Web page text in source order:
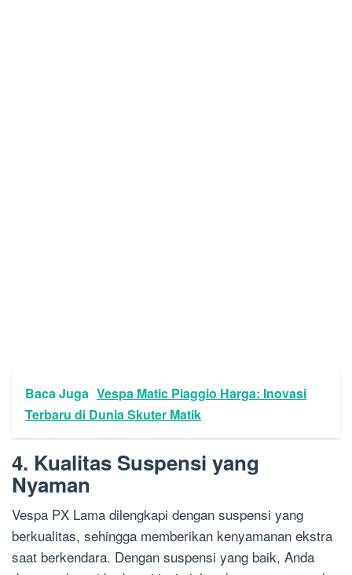
Baca Juga Vespa Matic Piaggio Harga: Inovasi
Terbaru di Dunia Skuter Matik
4. Kualitas Suspensi yang
Nyaman
Vespa PX Lama dilengkapi dengan suspensi yang
berkualitas, sehingga memberikan kenyamanan ekstra
saat berkendara. Dengan suspensi yang baik, Anda